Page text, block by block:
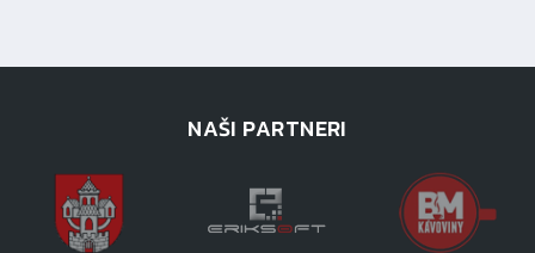
NAŠI PARTNERI